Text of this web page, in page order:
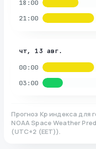
18:00
21:00
чт, 13 авг.
00:00
03:00
Прогноз Kp индекса для
NOAA Space Weather
(UTC+2 (EET)).